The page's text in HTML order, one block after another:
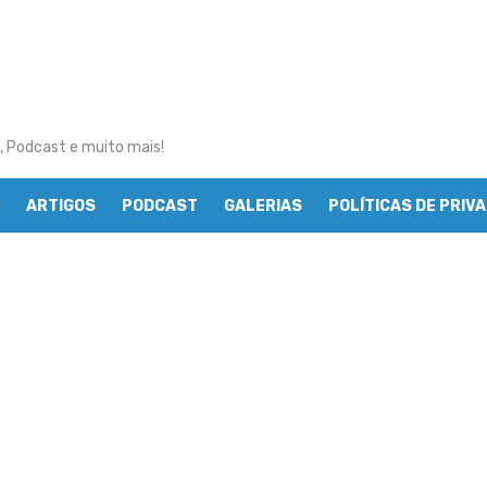
Podcast e muito mais!
ARTIGOS PODCAST GALERIAS POLÍTICAS DE